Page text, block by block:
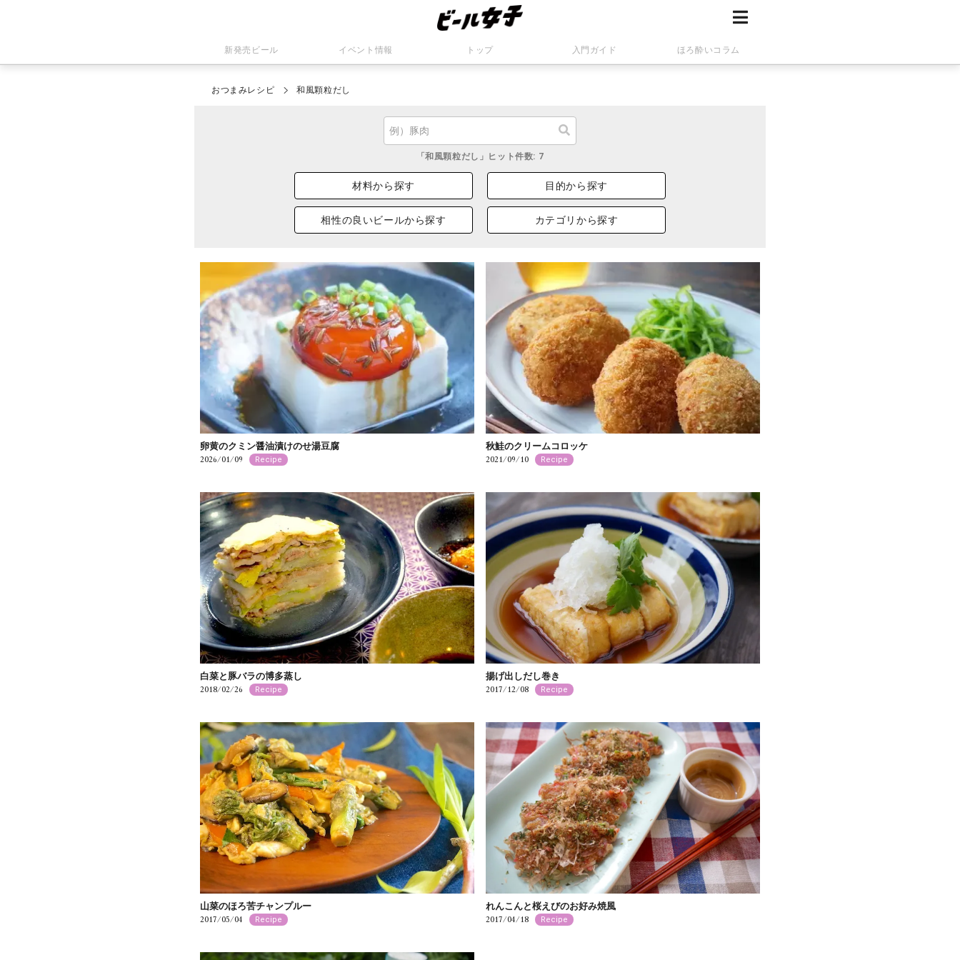
新発売ビール イベント情報 トップ 入門ガイド ほろ酔いコラム
おつまみレシピ 和風顆粒だし
「和風顆粒だし」ヒット件数: 7
材料から探す 目的から探す
相性の良いビールから探す カテゴリから探す
卵黄のクミン醤油漬けのせ湯豆腐
2026/01/09 Recipe
秋鮭のクリームコロッケ
2021/09/10 Recipe
白菜と豚バラの博多蒸し
2018/02/26 Recipe
揚げ出しだし巻き
2017/12/08 Recipe
山菜のほろ苦チャンプルー
2017/05/04 Recipe
れんこんと桜えびのお好み焼風
2017/04/18 Recipe